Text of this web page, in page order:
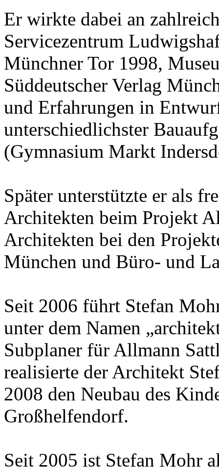
Er wirkte dabei an
Servicezentrum
Münchner Tor 1998,
Süddeutscher Verlag
und Erfahrungen in
unterschiedlichster
(Gymnasium Markt
Später unterstützte er als
Architekten beim Projekt
Architekten bei den
München und Büro- und
Seit 2006 führt Stefan
unter dem Namen
Subplaner für Allmann
realisierte der Architekt
2008 den Neubau des
Großhelfendorf.
Seit 2005 ist Stefan Mohr